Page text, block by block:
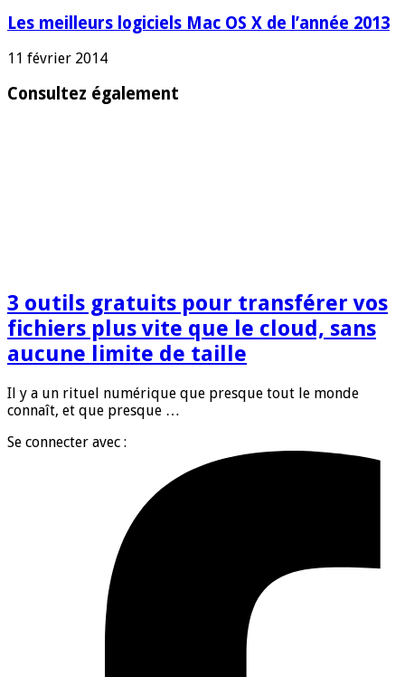
Les meilleurs logiciels Mac OS X de l’année 2013
11 février 2014
Consultez également
3 outils gratuits pour transférer vos
fichiers plus vite que le cloud, sans
aucune limite de taille
Il y a un rituel numérique que presque tout le monde
connaît, et que presque …
Se connecter avec :